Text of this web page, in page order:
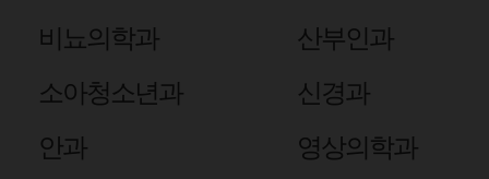
비뇨의학과
산부인과
소아청소년과
신경과
안과
영상의학과